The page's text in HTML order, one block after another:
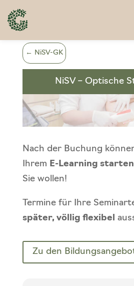
← NiSV-GK
NiSV – Optische
Nach der Buchung
Ihrem E-Learning starten
Sie wollen!
Termine für Ihre
später, völlig flexibel
Zu den